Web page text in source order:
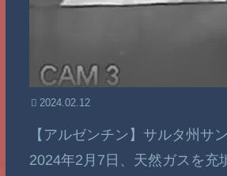
2024.02.12
【アルゼンチン】サルタ州サ
2024年2月7日、天然ガスを充